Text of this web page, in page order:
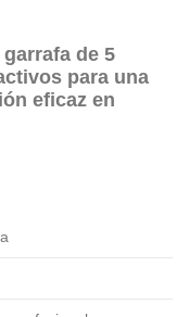
de 5
para una
eficaz en